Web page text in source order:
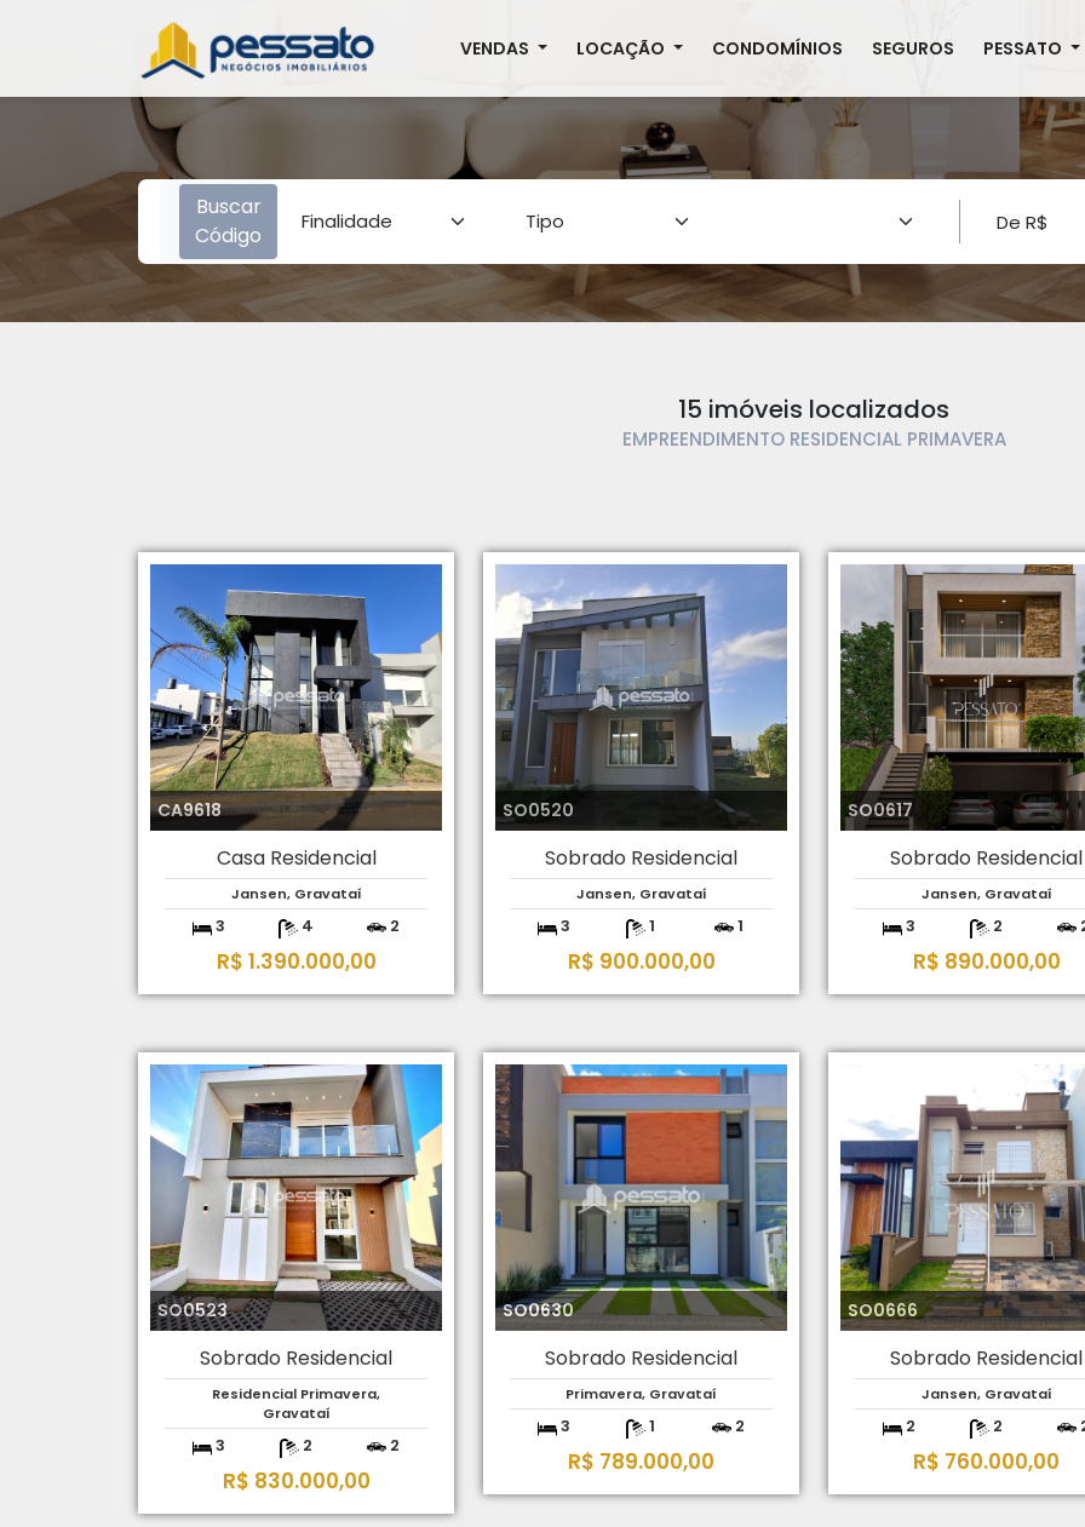
VENDAS LOCAÇÃO CONDOMÍNIOS SEGUROS PESSATO
Buscar
Código
15 imóveis localizados
EMPREENDIMENTO RESIDENCIAL PRIMAVERA
CA9618
Casa Residencial
Jansen, Gravataí
3 4 2
R$ 1.390.000,00
SO0520
Sobrado Residencial
Jansen, Gravataí
3 1 1
R$ 900.000,00
SO0617
Sobrado Residencial
Jansen, Gravataí
3 2
R$ 890.000,00
SO0523
Sobrado Residencial
Residencial Primavera,
Gravataí
3 2 2
R$ 830.000,00
SO0630
Sobrado Residencial
Primavera, Gravataí
3 1 2
R$ 789.000,00
SO0666
Sobrado Residencial
Jansen, Gravataí
2 2
R$ 760.000,00